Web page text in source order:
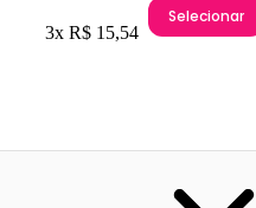
3x R$ 15,54
Selecionar